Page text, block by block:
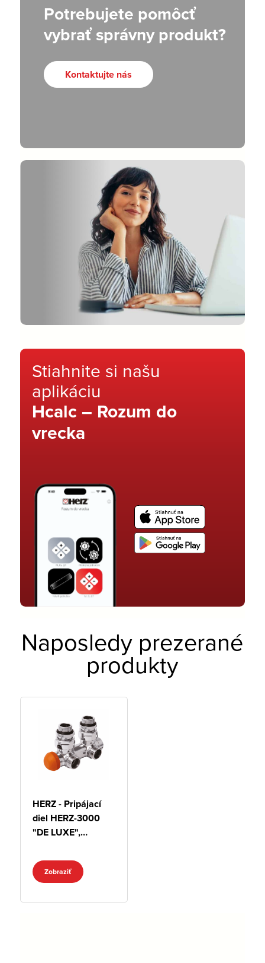
Potrebujete pomôcť
vybrať správny produkt?
Kontaktujte nás
Stiahnite si našu
aplikáciu
Hcalc – Rozum do
vrecka
Naposledy prezerané
produkty
HERZ - Pripájací
diel HERZ-3000
"DE LUXE",
termostatickým
zvrškom
Zobraziť